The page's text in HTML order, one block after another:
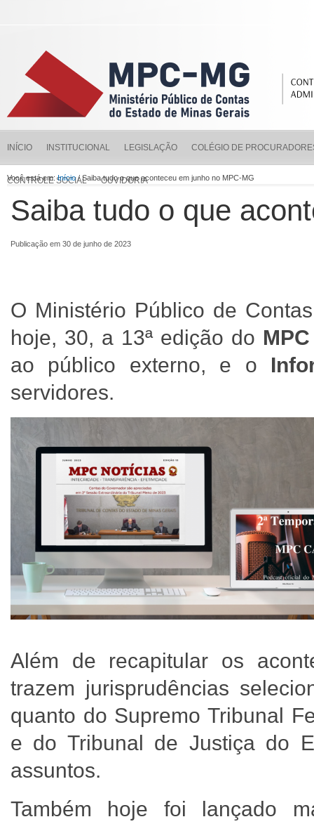
INÍCIO INSTITUCIONAL LEGISLAÇÃO COLÉGIO DE
CONTROLE SOCIAL OUVIDORIA
Você está em:Início/ Saiba tudo o que aconteceu em junho no MPC-MG
Saiba tudo o que
Publicação em 30 de junho de 2023
O Ministério Público de
hoje, 30, a 13ª edição do
ao público externo, e o
servidores.
Além de recapitular os
trazem jurisprudências
quanto do Supremo Tribunal
e do Tribunal de Justiça do
assuntos.
Também hoje foi lançado